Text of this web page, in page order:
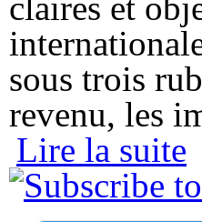
sous trois
revenu, les
Lire la suite